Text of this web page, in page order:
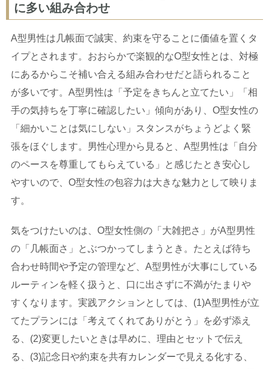
に多い組み合わせ
A型男性は几帳面で誠実、約束を守ることに価値を置くタ
イプとされます。おおらかで楽観的なO型女性とは、対極
にあるからこそ補い合える組み合わせだと語られること
が多いです。A型男性は「予定をきちんと立てたい」「相
手の気持ちを丁寧に確認したい」傾向があり、O型女性の
「細かいことは気にしない」スタンスがちょうどよく緊
張をほぐします。男性心理から見ると、A型男性は「自分
のペースを尊重してもらえている」と感じたとき安心し
やすいので、O型女性の包容力は大きな魅力として映りま
す。
気をつけたいのは、O型女性側の「大雑把さ」がA型男性
の「几帳面さ」とぶつかってしまうとき。たとえば待ち
合わせ時間や予定の管理など、A型男性が大事にしている
ルーティンを軽く扱うと、口に出さずに不満がたまりや
すくなります。実践アクションとしては、(1)A型男性が立
てたプランには「考えてくれてありがとう」を必ず添え
る、(2)変更したいときは早めに、理由とセットで伝え
る、(3)記念日や約束を共有カレンダーで見える化する、